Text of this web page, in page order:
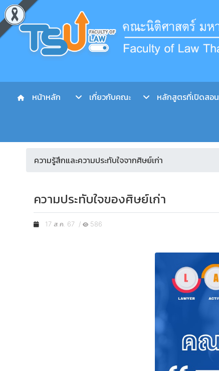
หน้าหลัก เกี่ยวกับคณะ หลักสูตรที่เปิดสอน
ความรู้สึกและความประทับใจจากศิษย์เก่า
ความประทับใจของศิษย์เก่า
17 ส.ค. 67 / 586